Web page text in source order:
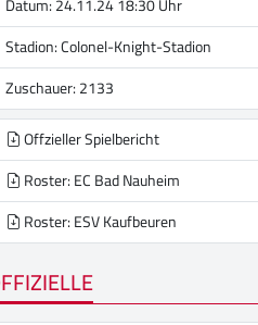
Stadion:Colonel-Knight-Stadion
Zuschauer: 2133
Offzieller Spielbericht
Roster: EC Bad Nauheim
Roster: ESV Kaufbeuren